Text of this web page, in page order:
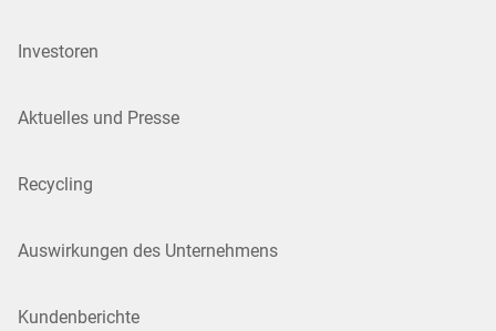
Investoren
Aktuelles und Presse
Recycling
Auswirkungen des Unternehmens
Kundenberichte